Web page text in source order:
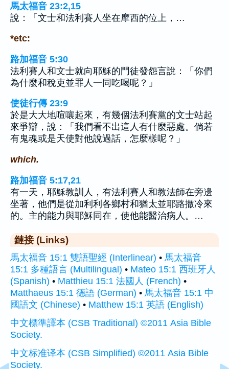
馬太福音 23:2,15
說：「文士和法利賽人坐在摩西的位上，…
*etc:
路加福音 5:30
法利賽人和文士就向耶穌的門徒發怨言說：「你們
為什麼和稅吏並罪人一同吃喝呢？」
使徒行傳 23:9
於是大大地喧嚷起來，有幾個法利賽黨的文士站起
來爭辯，說：「我們看不出這人有什麼惡處。倘若
有鬼魂或是天使對他說過話，怎麼樣呢？」
which.
路加福音 5:17,21
有一天，耶穌教訓人，有法利賽人和教法師在旁邊
坐著，他們是從加利利各鄉村和猶太並耶路撒冷來
的。主的能力與耶穌同在，使他能醫治病人。…
鏈接 (Links)
馬太福音 15:1 雙語聖經 (Interlinear) • 馬太福音
15:1 多種語言 (Multilingual) • Mateo 15:1 西班牙人
(Spanish) • Matthieu 15:1 法國人 (French) •
Matthaeus 15:1 德語 (German) • 馬太福音 15:1 中
國語文 (Chinese) • Matthew 15:1 英語 (English)
中文標準譯本 (CSB Traditional) ©2011 Asia Bible
Society.
中文标准译本 (CSB Simplified) ©2011 Asia Bible
Society.